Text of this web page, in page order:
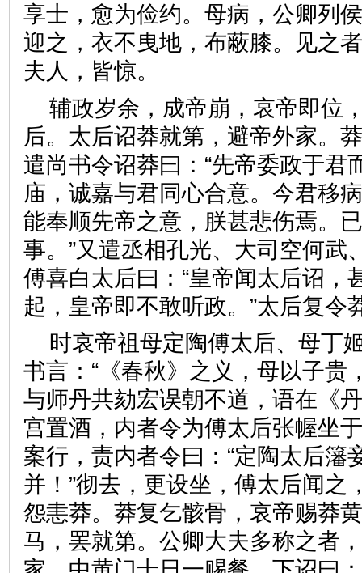
享士，愈为俭约。母病，公卿列
迎之，衣不曳地，布蔽膝。见之
夫人，皆惊。
辅政岁余，成帝崩，哀帝即位
后。太后诏莽就第，避帝外家。
遣尚书令诏莽曰：“先帝委政于君
庙，诚嘉与君同心合意。今君移
能奉顺先帝之意，朕甚悲伤焉。
事。”又遣丞相孔光、大司空何武
傅喜白太后曰：“皇帝闻太后诏，
起，皇帝即不敢听政。”太后
时哀帝祖母定陶傅太后、母丁
书言：“《春秋》之义，母以子贵
与师丹共劾宏误朝不道，语在《
宫置酒，内者令为傅太后张幄坐
案行，责内者令曰：“定陶太后籓
并！”彻去，更设坐，傅太后闻之
怨恚莽。莽复乞骸骨，哀帝赐莽
马，罢就第。公卿大夫多称之者